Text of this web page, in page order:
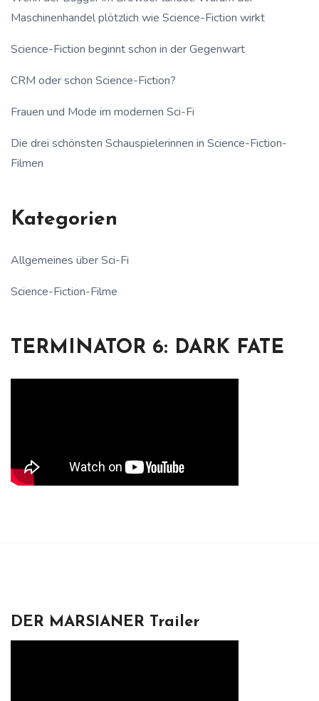
Maschinenhandel plötzlich wie Science-Fiction wirkt
Science-Fiction beginnt schon in der Gegenwart
CRM oder schon Science-Fiction?
Frauen und Mode im modernen Sci-Fi
Die drei schönsten Schauspielerinnen in Science-Fiction-
Filmen
Kategorien
Allgemeines über Sci-Fi
Science-Fiction-Filme
TERMINATOR 6: DARK FATE
DER MARSIANER Trailer